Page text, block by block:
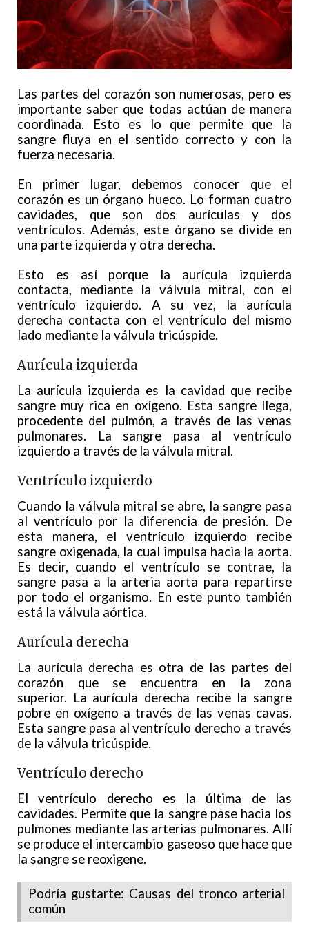
Las partes del corazón son numerosas, pero es
importante saber que todas actúan de manera
coordinada. Esto es lo que permite que la
sangre fluya en el sentido correcto y con la
fuerza necesaria.
En primer lugar, debemos conocer que el
corazón es un órgano hueco. Lo forman cuatro
cavidades, que son dos aurículas y dos
ventrículos. Además, este órgano se divide en
una parte izquierda y otra derecha.
Esto es así porque la aurícula izquierda
contacta, mediante la válvula mitral, con el
ventrículo izquierdo. A su vez, la aurícula
derecha contacta con el ventrículo del mismo
lado mediante la válvula tricúspide.
Aurícula izquierda
La aurícula izquierda es la cavidad que recibe
sangre muy rica en oxígeno. Esta sangre llega,
procedente del pulmón, a través de las venas
pulmonares. La sangre pasa al ventrículo
izquierdo a través de la válvula mitral.
Ventrículo izquierdo
Cuando la válvula mitral se abre, la sangre pasa
al ventrículo por la diferencia de presión. De
esta manera, el ventrículo izquierdo recibe
sangre oxigenada, la cual impulsa hacia la aorta.
Es decir, cuando el ventrículo se contrae, la
sangre pasa a la arteria aorta para repartirse
por todo el organismo. En este punto también
está la válvula aórtica.
Aurícula derecha
La aurícula derecha es otra de las partes del
corazón que se encuentra en la zona
superior. La aurícula derecha recibe la sangre
pobre en oxígeno a través de las venas cavas.
Esta sangre pasa al ventrículo derecho a través
de la válvula tricúspide.
Ventrículo derecho
El ventrículo derecho es la última de las
cavidades. Permite que la sangre pase hacia los
pulmones mediante las arterias pulmonares. Allí
se produce el intercambio gaseoso que hace que
la sangre se reoxigene.
Podría gustarte: Causas del tronco arterial
común